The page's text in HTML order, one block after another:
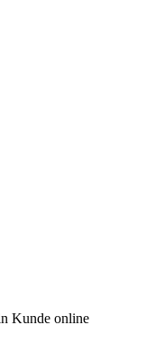
Kunde online